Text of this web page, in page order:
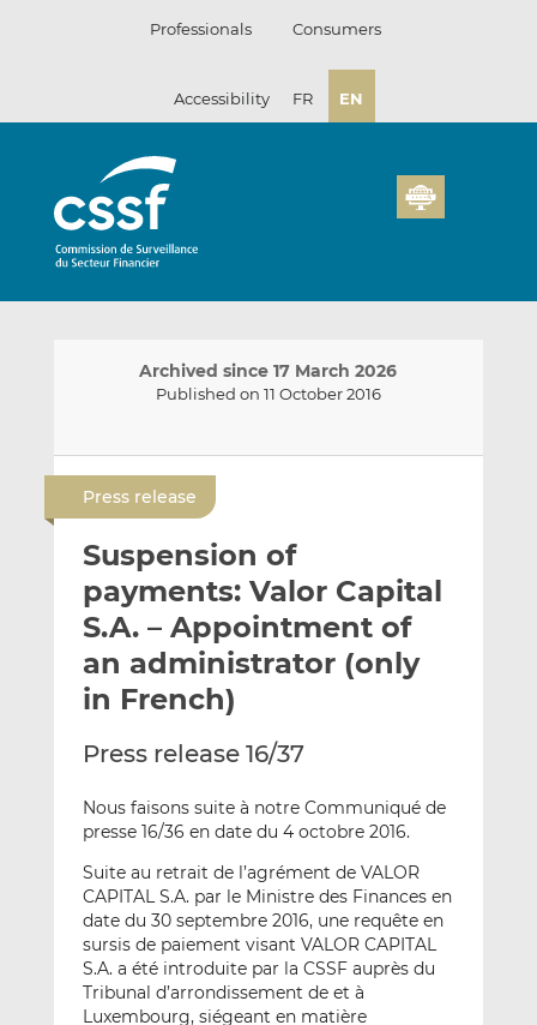
Professionals Consumers
Accessibility FR EN
Archived since 17 March 2026
Published on 11 October 2016
t
h
i
s
e
t
h
i
s
L
n
k
d
I
n
e
t
h
i
s
F
c
e
o
o
k
Press release
Suspension of
payments: Valor Capital
S.A. – Appointment of
an administrator (only
in French)
Press release 16/37
Nous faisons suite à notre Communiqué de
presse 16/36 en date du 4 octobre 2016.
Suite au retrait de l’agrément de VALOR
CAPITAL S.A. par le Ministre des Finances en
date du 30 septembre 2016, une requête en
sursis de paiement visant VALOR CAPITAL
S.A. a été introduite par la CSSF auprès du
Tribunal d’arrondissement de et à
Luxembourg, siégeant en matière